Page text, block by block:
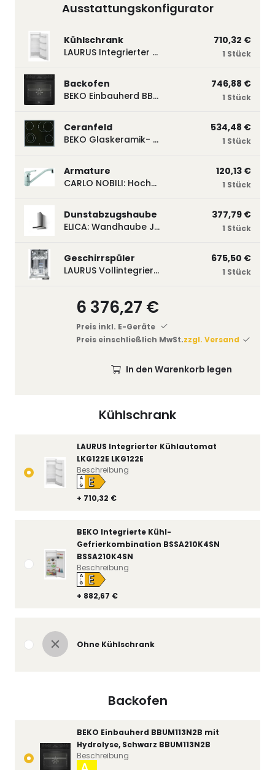
Kühlschrank
LAURUS Integrierter Kühlautomat
LKG122E LKG122E
+ 710,32 €
A
↑
G E
Beschreibung
BEKO Integrierte Kühl-
Gefrierkombination BSSA210K4SN
BSSA210K4SN
+ 882,67 €
A
↑
G E
Beschreibung
Ohne Kühlschrank
Backofen
BEKO Einbauherd BBUM113N2B mit
Hydrolyse, Schwarz BBUM113N2B
Beschreibung
Ausstattungskonfigurator
Kühlschrank
LAURUS Integrierter Kühlautomat LKG122E LKG122E
710,32 €
1 Stück
Backofen
BEKO Einbauherd BBUM113N2B mit Hydrolyse, Schwarz BBUM113N2B
746,88 €
1 Stück
Ceranfeld
BEKO Glaskeramik- Strahlungskochfeld EH 9641 XHN, herdgebunden EH9641XHN
534,48 €
1 Stück
Armature
CARLO NOBILI: Hochdruck- Einhebelmischbatterie Blue, Mischbatterie verchromt 17770
120,13 €
1 Stück
Dunstabzugshaube
ELICA: Wandhaube JOYE 60-A,600 mm breit Edelstahl JOYE60A
377,79 €
1 Stück
Geschirrspüler
LAURUS Vollintegrierter Geschirrspüler LSV45-3, 450 mm breit, 3 Programme LSV45-3
675,50 €
1 Stück
6 376,27 €
Preis inkl. E-Geräte
Preis einschließlich MwSt.zzgl. Versand
In den Warenkorb legen